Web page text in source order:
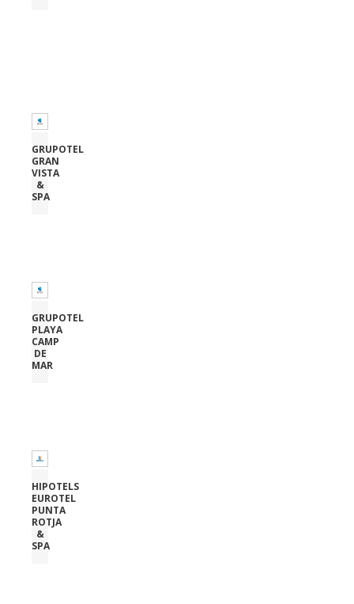
GRUPOTEL
GRAN
VISTA
&
SPA
GRUPOTEL
PLAYA
CAMP
DE
MAR
HIPOTELS
EUROTEL
PUNTA
ROTJA
&
SPA